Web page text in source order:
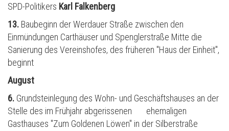
SPD-Politikers Karl Falkenberg
13. Baubeginn der Werdauer Straße zwischen den
Einmündungen Carthäuser und Spenglerstraße Mitte die
Sanierung des Vereinshofes, des früheren "Haus der Einheit",
beginnt
August
6. Grundsteinlegung des Wohn- und Geschäftshauses an der
Stelle des im Frühjahr abgerissenen ehemaligen
Gasthauses "Zum Goldenen Löwen" in der Silberstraße